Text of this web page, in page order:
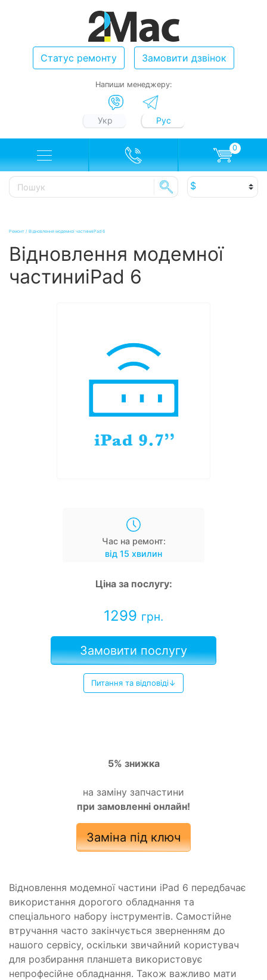
Статус ремонту Замовити дзвінок
Напиши менеджеру:
Укр Рус
0
Ремонт / Відновлення модемної частиниiPad 6
Відновлення модемної
частиниiPad 6
Час на ремонт:
від 15 хвилин
Ціна за послугу:
1299 грн.
Замовити послугу
Питання та відповіді↓
5% знижка
на заміну запчастини
при замовленні онлайн!
Заміна під ключ
Відновлення модемної частини iPad 6 передбачає
використання дорогого обладнання та
спеціального набору інструментів. Самостійне
втручання часто закінчується зверненням до
нашого сервісу, оскільки звичайний користувач
для розбирання планшета використовує
непрофесійне обладнання. Також важливо мати